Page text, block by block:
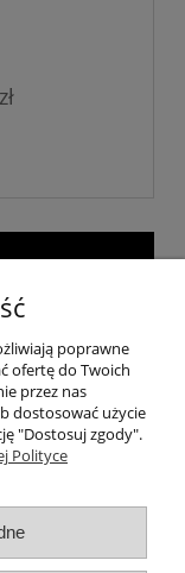
poprawne
ofertę do Twoich
przez nas
dostosować użycie
"Dostosuj zgody".
Polityce